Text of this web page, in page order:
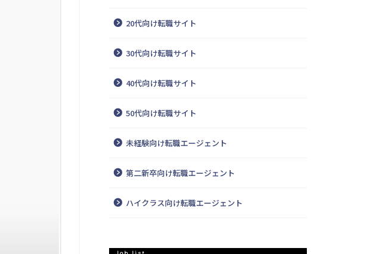
20代向け転職サイト
30代向け転職サイト
40代向け転職サイト
50代向け転職サイト
未経験向け転職エージェント
第二新卒向け転職エージェント
ハイクラス向け転職エージェント